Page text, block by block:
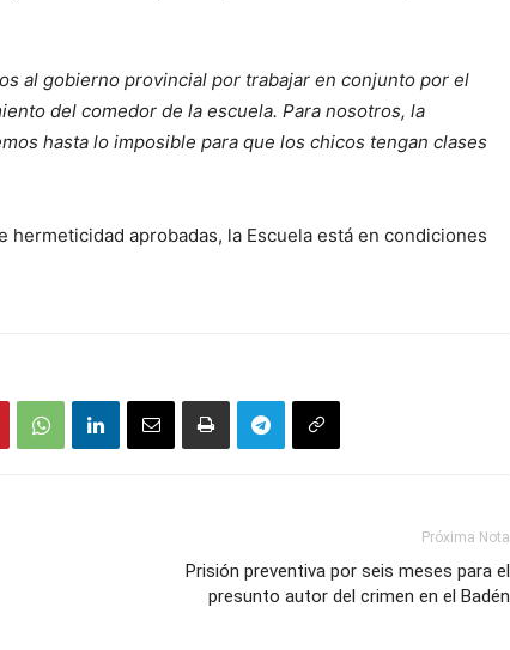
al gobierno provincial por trabajar en conjunto por el
del comedor de la escuela. Para nosotros, la
hasta lo imposible para que los chicos tengan clases
hermeticidad aprobadas, la Escuela está en condiciones
Próxima Nota
Prisión preventiva por seis meses para el
presunto autor del crimen en el Badén